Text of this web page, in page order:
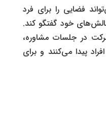
فضایی را برای فرد
خود گفتگو کند.
در جلسات مشاوره،
پیدا می‌کنند و برای